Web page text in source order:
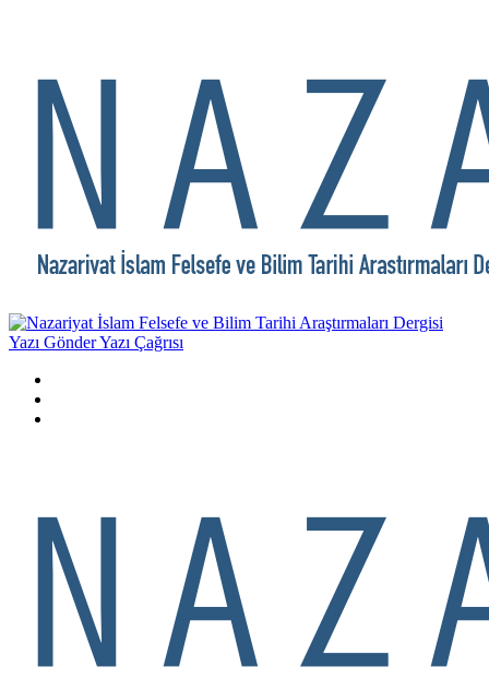
Yazı GönderYazı Çağrısı